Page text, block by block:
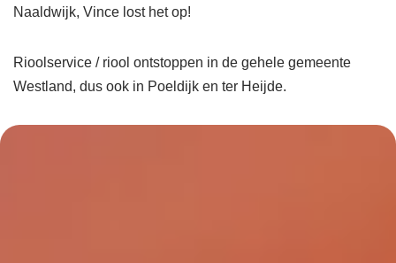
Naaldwijk, Vince lost het op!
Rioolservice / riool ontstoppen in de gehele gemeente
Westland, dus ook in Poeldijk en ter Heijde.